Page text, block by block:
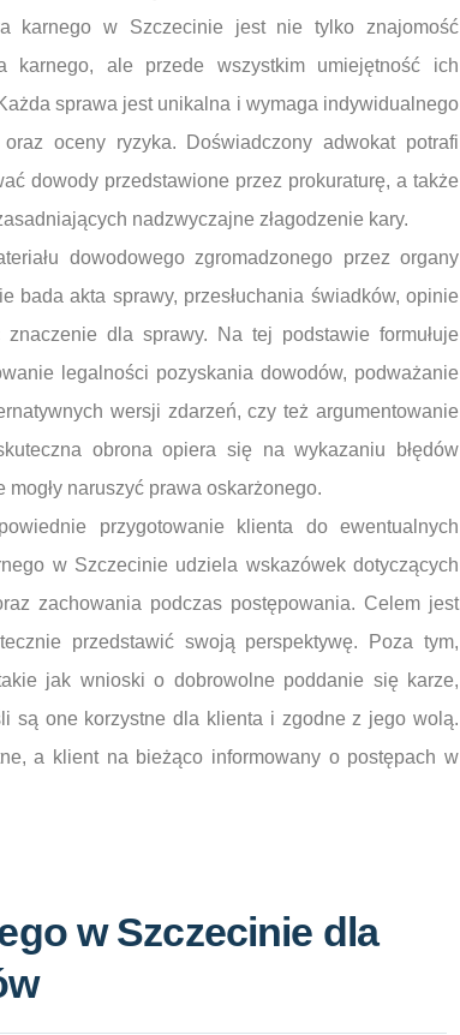
karnego w Szczecinie jest nie tylko znajomość
karnego, ale przede wszystkim umiejętność ich
sprawa jest unikalna i wymaga indywidualnego
oceny ryzyka. Doświadczony adwokat potrafi
dowody przedstawione przez prokuraturę, a także
nadzwyczajne złagodzenie kary.
dowodowego zgromadzonego przez organy
bada akta sprawy, przesłuchania świadków, opinie
dla sprawy. Na tej podstawie formułuje
legalności pozyskania dowodów, podważanie
wersji zdarzeń, czy też argumentowanie
obrona opiera się na wykazaniu błędów
naruszyć prawa oskarżonego.
przygotowanie klienta do ewentualnych
w Szczecinie udziela wskazówek dotyczących
zachowania podczas postępowania. Celem jest
przedstawić swoją perspektywę. Poza tym,
jak wnioski o dobrowolne poddanie się karze,
są one korzystne dla klienta i zgodne z jego wolą.
a klient na bieżąco informowany o postępach w
w Szczecinie dla